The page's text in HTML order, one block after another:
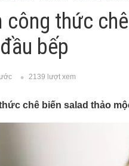
công thức
bếp
2139 lượt xem
chê biến salad thảo